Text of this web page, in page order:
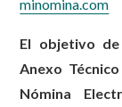
minomina.com
El objetivo de
Anexo
Nómina